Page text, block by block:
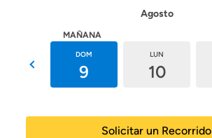
Agosto
MAÑANA
DOM
9
LUN
10
Solicitar un Recorrido